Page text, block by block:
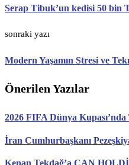
Serap Tibuk’un kedisi 50 bin
sonraki yazı
Modern Yaşamın Stresi ve
Önerilen Yazılar
2026 FIFA Dünya
İran Cumhurbaşkanı